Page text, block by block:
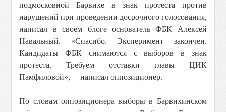
подмосковной Барвихе в знак протеста против
нарушений при проведении досрочного голосования,
написал в своем блоге основатель ФБК Алексей
Навальный. «Спасибо. Эксперимент закончен.
Кандидаты ФБК снимаются с выборов в знак
протеста. Требуем отставки главы ЦИК
Памфиловой»,— написал оппозиционер.
По словам оппозиционера выборы в Барвихинском